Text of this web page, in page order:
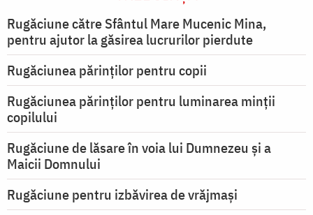
Rugăciune către Sfântul Mare Mucenic Mina,
pentru ajutor la găsirea lucrurilor pierdute
Rugăciunea părinților pentru copii
Rugăciunea părinților pentru luminarea minţii
copilului
Rugăciune de lăsare în voia lui Dumnezeu şi a
Maicii Domnului
Rugăciune pentru izbăvirea de vrăjmași